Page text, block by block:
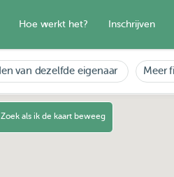
Hoe werkt het? Inschrijven
van dezelfde eigenaar Meer
Zoek als ik de kaart beweeg